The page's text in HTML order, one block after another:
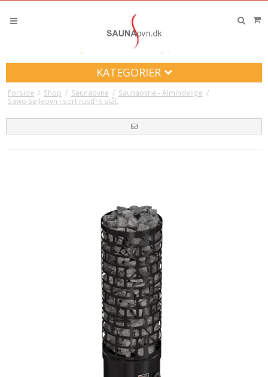
KATEGORIER
Forside / Shop / Saunaovne / Saunaovne - Almindelige /
Sawo Søjleovn i sort rustfrit stål.